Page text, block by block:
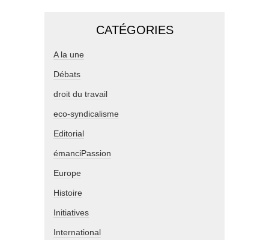
CATÉGORIES
A la une
Débats
droit du travail
eco-syndicalisme
Editorial
émanciPassion
Europe
Histoire
Initiatives
International